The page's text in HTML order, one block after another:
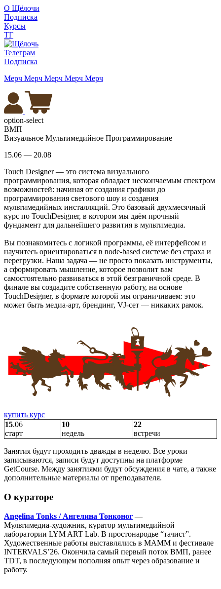
О Щёлочи
Подписка
Курсы
ТГ
Телеграм
Подписка
Мерч Мерч Мерч Мерч Мерч
option-select
ВМП
Визуальное Мультимедийное Программирование
15.06 — 20.08
Touch Designer — это система визуального
программирования, которая обладает нескончаемым спектром
возможностей: начиная от создания графики до
программирования светового шоу и создания
мультимедийных инсталляций. Это базовый двухмесячный
курс по TouchDesigner, в котором мы даём прочный
фундамент для дальнейшего развития в мультимедиа.
Вы познакомитесь с логикой программы, её интерфейсом и
научитесь ориентироваться в node-based системе без страха и
перегрузки. Наша задача — не просто показать инструменты,
а сформировать мышление, которое позволит вам
самостоятельно развиваться в этой безграничной среде. В
финале вы создадите собственную работу, на основе
TouchDesigner, в формате которой мы ограничиваем: это
может быть медиа-арт, брендинг, VJ-сет — никаких рамок.
купить курс
15.06
старт
10
недель
22
встречи
Занятия будут проходить дважды в неделю. Все уроки
записываются, записи будут доступны на платформе
GetCourse. Между занятиями будут обсуждения в чате, а также
дополнительные материалы от преподавателя.
О кураторе
Angelina Tonks / Ангелина Тонконог —
Мультимедиа-художник, куратор мультимедийной
лаборатории LYM ART Lab. В простонародье “тачист”.
Художественные работы выставлялись в МАММ и фестивале
INTERVALS’26. Окончила самый первый поток ВМП, ранее
TDT, в последующем пополняя опыт через образование и
работу.